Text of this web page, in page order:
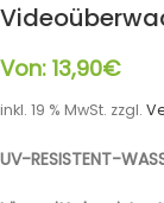
Von: 13,90€
inkl. 19 % MwSt. zzgl.
UV-RESISTENT-